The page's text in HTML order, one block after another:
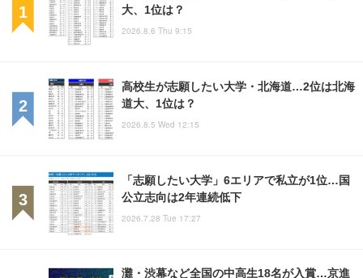
大、1位は？
2026.8.6 Thu 9:15
高校生が志願したい大学・北海道…2位は北海
道大、1位は？
2026.8.5 Wed 12:15
「志願したい大学」6エリアで私立が1位…国
公立志向は2年連続低下
2026.7.28 Tue 17:27
灘・渋幕など全国の中高生18名が入賞…京進